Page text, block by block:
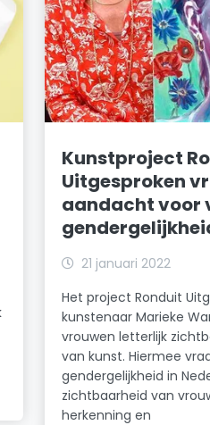
Kunstproject
Uitgesproken
aandacht voor
21 januari 2022
Het project Ronduit
kunstenaar Marieke
vrouwen letterlijk
van kunst. Hiermee
gendergelijkheid in
zichtbaarheid van
herkenning en